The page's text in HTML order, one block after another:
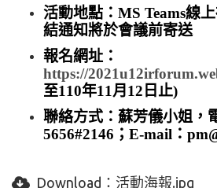
活動地點：MS Teams線
結通知將於會議前寄送
報名網址：
https://
至110年11月12日止)
聯絡方式：蘇芳儀小姐，
5656#2146；E-mail：
Download： 活動海報.jpg